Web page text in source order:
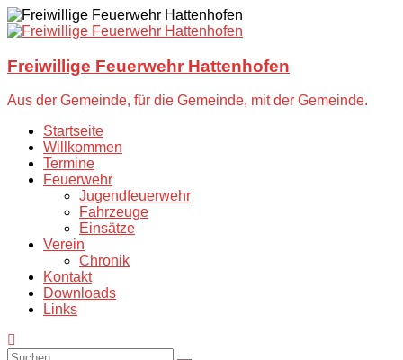
Zum
Inhalt
Freiwillige Feuerwehr Hattenhofen
Aus der Gemeinde, für die Gemeinde, mit der Gemeinde.
Startseite
Willkommen
Termine
Feuerwehr
Jugendfeuerwehr
Fahrzeuge
Einsätze
Verein
Chronik
Kontakt
Downloads
Links